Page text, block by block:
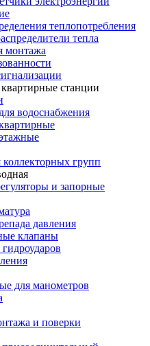
теплопотребления
тепла
монтажа
станции
водоснабжения
групп
и запорные
давления
клапаны
для манометров
и поверки